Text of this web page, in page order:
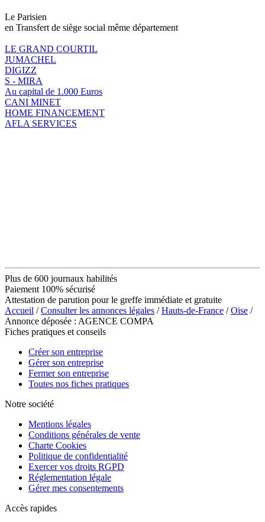
Le Parisien
en Transfert de siège social même département
LE GRAND COURTIL
JUMACHEL
DIGIZZ
S - MIRA
Au capital de 1.000 Euros
CANI MINET
HOME FINANCEMENT
AFLA SERVICES
Plus de 600 journaux habilités
Paiement 100% sécurisé
Attestation de parution pour le greffe immédiate et gratuite
Accueil /Consulter les annonces légales /Hauts-de-France /Oise /
Annonce déposée : AGENCE COMPA
Fiches pratiques et conseils
Créer son entreprise
Gérer son entreprise
Fermer son entreprise
Toutes nos fiches pratiques
Notre société
Mentions légales
Conditions générales de vente
Charte Cookies
Politique de confidentialité
Exercer vos droits RGPD
Réglementation légale
Gérer mes consentements
Accès rapides